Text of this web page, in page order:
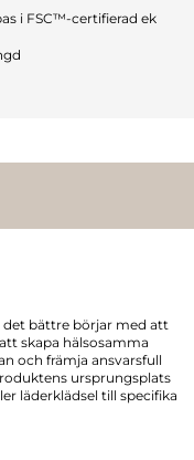
i FSC™-certifierad ek
det bättre börjar med att
skapa hälsosamma
och främja ansvarsfull
ursprungsplats
läderklädsel till specifika